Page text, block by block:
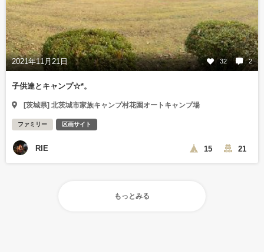
2021年11月21日 32 2
子供達とキャンプ☆*。
[茨城県] 北茨城市家族キャンプ村花園オートキャンプ場
ファミリー 区画サイト
RIE 15 21
もっとみる